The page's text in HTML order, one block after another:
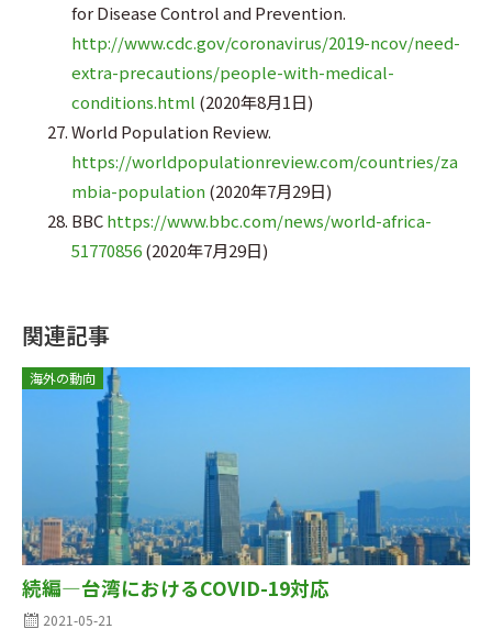
for Disease Control and Prevention.
http://www.cdc.gov/coronavirus/2019-ncov/need-
extra-precautions/people-with-medical-
conditions.html (2020年8月1日)
World Population Review.
https://worldpopulationreview.com/countries/za
mbia-population (2020年7月29日)
BBChttps://www.bbc.com/news/world-africa-
51770856(2020年7月29日)
関連記事
海外の動向
続編―台湾におけるCOVID-19対応
2021-05-21